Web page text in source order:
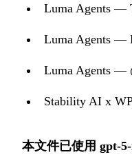
Luma Agents —
Luma Agents —
Luma Agents —
Stability AI x
本文件已使用 gpt-